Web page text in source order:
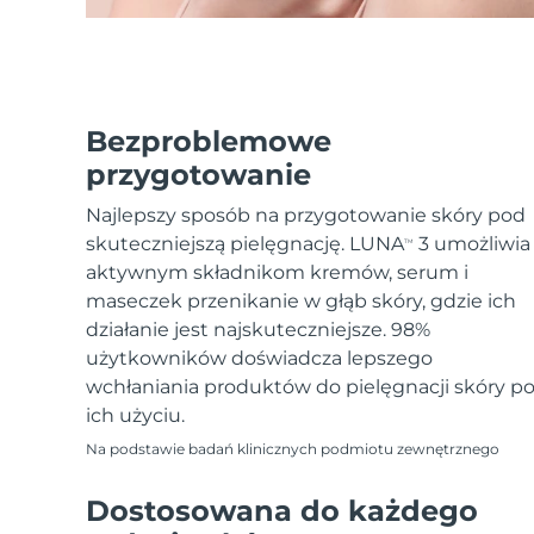
Bezproblemowe
przygotowanie
Najlepszy sposób na przygotowanie skóry pod
skuteczniejszą pielęgnację. LUNATM
3 umożliwia
aktywnym składnikom kremów, serum i
maseczek przenikanie w głąb skóry, gdzie ich
działanie jest najskuteczniejsze. 98%
użytkowników doświadcza lepszego
wchłaniania produktów do pielęgnacji skóry po
ich użyciu.
Na podstawie badań klinicznych podmiotu zewnętrznego
Dostosowana do każdego